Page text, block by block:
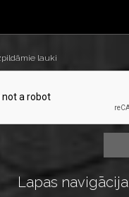
lauki
Lapas navigācija